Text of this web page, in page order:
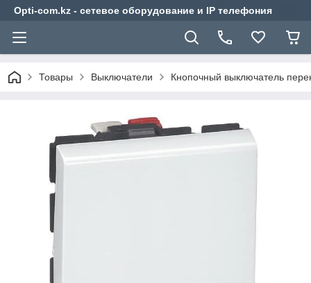
Opti-com.kz - сетевое оборудование и IP телефония
Товары Выключатели Кнопочный выключатель